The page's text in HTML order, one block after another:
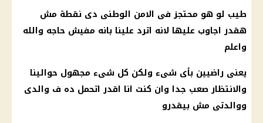
طيب لو هو محتجز فى الامن الوطنى دى نقطة مش
هقدر اجاوب عليها لانه اترد علينا بانه مفيش حاجه والله
واعلم
يعنى راضيين بأى شىء ولكن كل شىء مجهول حوالينا
والانتظار صعب جدا وان كنت انا اقدر اتحمل ده ف والدى
ووالدتى مش بيقدرو